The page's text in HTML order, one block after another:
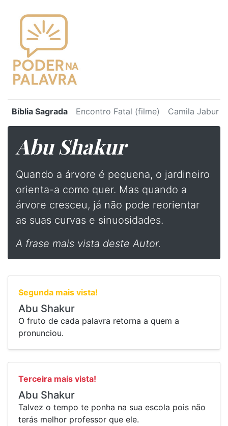
Bíblia Sagrada Encontro Fatal (filme) Camila Jabur
Abu Shakur
Quando a árvore é pequena, o jardineiro
orienta-a como quer. Mas quando a
árvore cresceu, já não pode reorientar
as suas curvas e sinuosidades.
A frase mais vista deste Autor.
Segunda mais vista!
Abu Shakur
O fruto de cada palavra retorna a quem a
pronunciou.
Terceira mais vista!
Abu Shakur
Talvez o tempo te ponha na sua escola pois não
terás melhor professor que ele.